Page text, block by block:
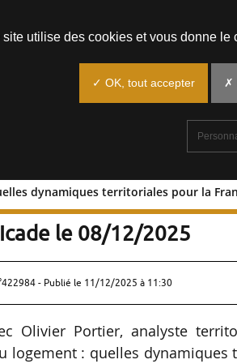
dynamiques territoriales pour la
dynamiques
le 08/12/2025
- Publié le 11/12/2025 à 11:30
Olivier Portier, analyste
logement : quelles dynamiques
site utilise des cookies et vous donne
✓ OK, tout accepter ✗